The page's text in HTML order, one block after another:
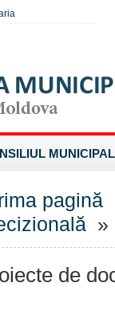
MUNICIPAL
pagină
»
de